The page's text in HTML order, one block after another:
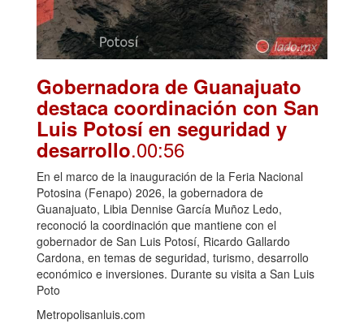
Gobernadora de Guanajuato
destaca coordinación con San
Luis Potosí en seguridad y
desarrollo.00:56
En el marco de la inauguración de la Feria Nacional
Potosina (Fenapo) 2026, la gobernadora de
Guanajuato, Libia Dennise García Muñoz Ledo,
reconoció la coordinación que mantiene con el
gobernador de San Luis Potosí, Ricardo Gallardo
Cardona, en temas de seguridad, turismo, desarrollo
económico e inversiones. Durante su visita a San Luis
Poto
Metropolisanluis.com